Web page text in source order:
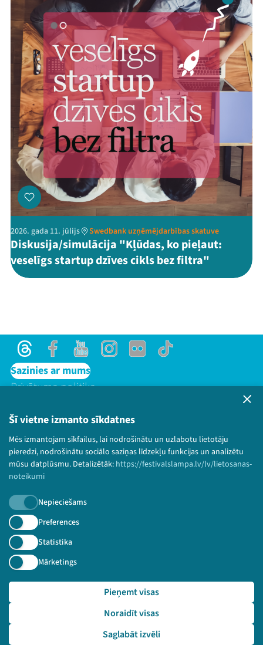
Šī vietne izmanto sīkdatnes
Mēs izmantojam sīkfailus, lai nodrošinātu un uzlabotu lietotāju
pieredzi, nodrošinātu sociālo saziņas līdzekļu funkcijas un analizētu
mūsu datplūsmu. Detalizētāk: https://festivalslampa.lv/lv/lietosanas-
noteikumi
Nepieciešams
Preferences
Statistika
Mārketings
Saglabāt izvēli
Noraidīt visas
Pieņemt visas
2026. gada 11. jūlijs Swedbank uzņēmējdarbības skatuve
Diskusija/simulācija "Kļūdas, ko pieļaut:
veselīgs startup dzīves cikls bez filtra"
ThreadsFacebookYoutubeInstagram
Flick TikTok
Sazinies ar mums
Privātuma politika
Bērnu aizsardzības politika
© 2026 Sarunu festivāls LAMPA Visas tiesības
paturētas.
Piesakies jaunumiem!
Nepalaid garām aktuālāko informāciju!
🔗 https://festivalslampa.lv/lv/video-arhivs/2931?sp